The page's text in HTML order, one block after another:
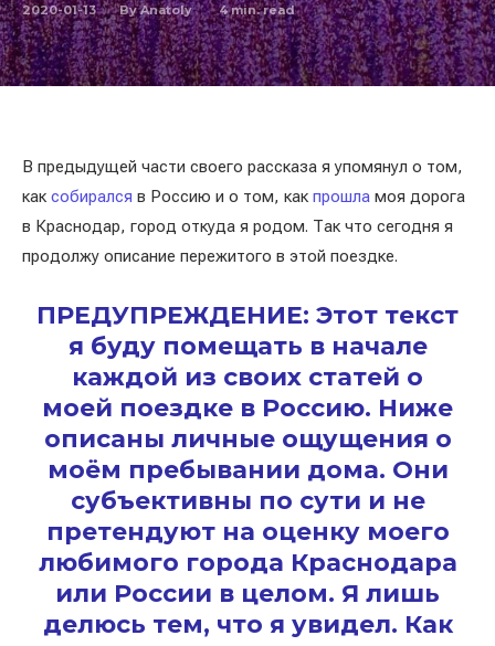
2020-01-13 By Anatoly 4min. read
В предыдущей части своего рассказа я упомянул о том,
как собирался в Россию и о том, как прошла моя дорога
в Краснодар, город откуда я родом. Так что сегодня я
продолжу описание пережитого в этой поездке.
ПРЕДУПРЕЖДЕНИЕ: Этот текст
я буду помещать в начале
каждой из своих статей о
моей поездке в Россию. Ниже
описаны личные ощущения о
моём пребывании дома. Они
субъективны по сути и не
претендуют на оценку моего
любимого города Краснодара
или России в целом. Я лишь
делюсь тем, что я увидел. Как